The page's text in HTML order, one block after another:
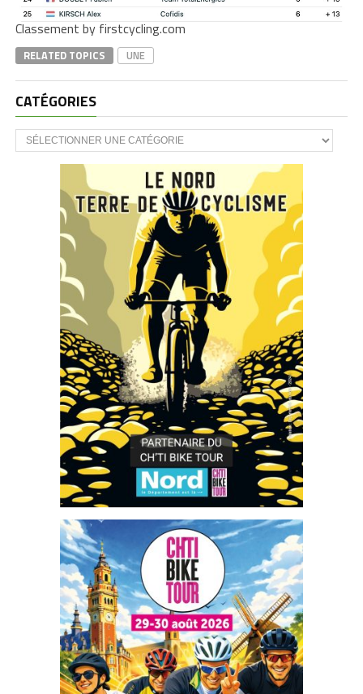
Classement by firstcycling.com
RELATED TOPICS UNE
CATÉGORIES
CATÉGORIES